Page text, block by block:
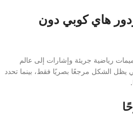
هاي كوبي دون
رياضية جريئة وإشارات إلى عالم
يظل الشكل مرجعًا بصريًا فقط، بينما تحدد